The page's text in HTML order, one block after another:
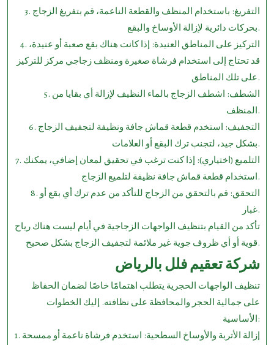
3. التفريغ: باستخدام المنظف والقطعة الناعمة، قم بتفريغ الزجاج
بحركات دائرية لإزالة الأوساخ والبقع.
4. التركيز على المناطق العنيدة: إذا كانت هناك بقع صعبة أو عنيدة،
قد تحتاج إلى استخدام فرشاة صغيرة ومنظف زجاجي مركز للتركيز
على تلك المناطق.
5. الشطف: اشطف الزجاج بالماء النظيف لإزالة أي بقايا من
المنظف.
6. التجفيف: استخدم قطعة قماش جافة ونظيفة لتجفيف الزجاج
بشكل جيد، لتجنب ترك البقع أو العلامات.
7. التلميع (اختياري): إذا كنت ترغب في تحقيق لمعان إضافي، يمكنك
استخدام قطعة قماش جافة نظيفة لتلميع الزجاج.
8. التحقق: قم بالتحقق من الزجاج للتأكد من عدم ترك أي بقع أو
غبار.
تأكد من القيام بتنظيف الواجهات الزجاجية في أيام ليست هناك رياح
قوية أو أي ظروف جوية غير ملائمة لتجفيف الزجاج بشكل صحيح.
شركة تعقيم فلل بالرياض
تنظيف الواجهات الحجرية يتطلب اهتمامًا خاصًا لضمان الحفاظ
على جمالية الحجر والمحافظة على نظافته. إليك الخطوات
الأساسية:
1. إزالة الأتربة والأوساخ السطحية: استخدم فرشاة ناعمة أو ممسحة